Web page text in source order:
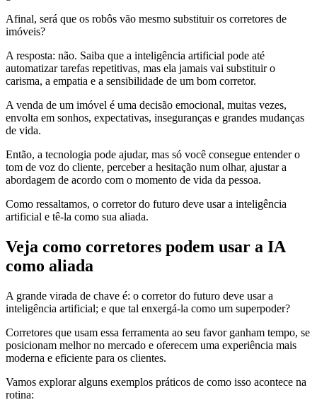
Afinal, será que os robôs vão mesmo substituir os corretores de
imóveis?
A resposta: não. Saiba que a inteligência artificial pode até
automatizar tarefas repetitivas, mas ela jamais vai substituir o
carisma, a empatia e a sensibilidade de um bom corretor.
A venda de um imóvel é uma decisão emocional, muitas vezes,
envolta em sonhos, expectativas, inseguranças e grandes mudanças
de vida.
Então, a tecnologia pode ajudar, mas só você consegue entender o
tom de voz do cliente, perceber a hesitação num olhar, ajustar a
abordagem de acordo com o momento de vida da pessoa.
Como ressaltamos, o corretor do futuro deve usar a inteligência
artificial e tê-la como sua aliada.
Veja como corretores podem usar a IA
como aliada
A grande virada de chave é: o corretor do futuro deve usar a
inteligência artificial; e que tal enxergá-la como um superpoder?
Corretores que usam essa ferramenta ao seu favor ganham tempo, se
posicionam melhor no mercado e oferecem uma experiência mais
moderna e eficiente para os clientes.
Vamos explorar alguns exemplos práticos de como isso acontece na
rotina: